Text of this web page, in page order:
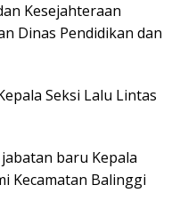
Kesejahteraan
Dinas Pendidikan dan
Seksi Lalu Lintas
baru Kepala
Kecamatan Balinggi